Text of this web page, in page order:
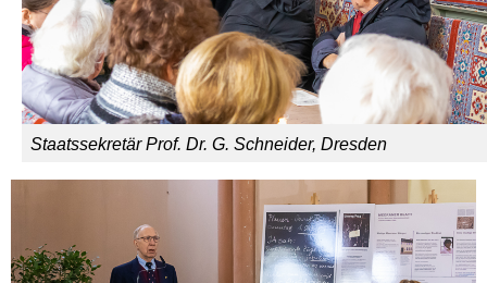
Staatssekretär Prof. Dr. G. Schneider, Dresden